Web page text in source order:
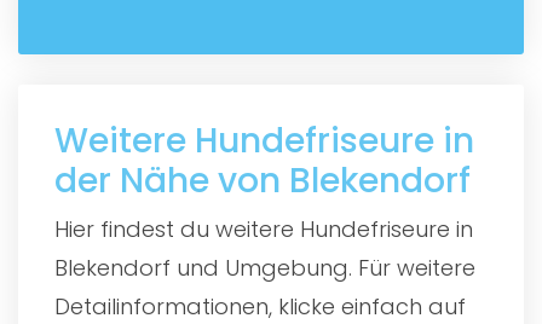
Weitere Hundefriseure in
der Nähe von Blekendorf
Hier findest du weitere Hundefriseure in
Blekendorf und Umgebung. Für weitere
Detailinformationen, klicke einfach auf